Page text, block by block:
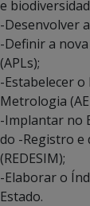
e
-Desenvolver
-Definir a
(APLs);
-Estabelecer o
Metrologia
-Implantar no
do -Registro e
(REDESIM);
-Elaborar o
Estado.